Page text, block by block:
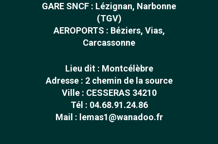
GARE SNCF : Lézignan, Narbonne
(TGV)
AEROPORTS : Béziers, Vias,
Carcassonne
Lieu dit : Montcélèbre
Adresse : 2 chemin de la source
Ville : CESSERAS 34210
Tél : 04.68.91.24.86
Mail : lemas1@wanadoo.fr